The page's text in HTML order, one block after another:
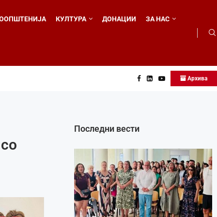
КУЛТУРА ДОНАЦИИ ЗА НАС
Архива
Последни вести